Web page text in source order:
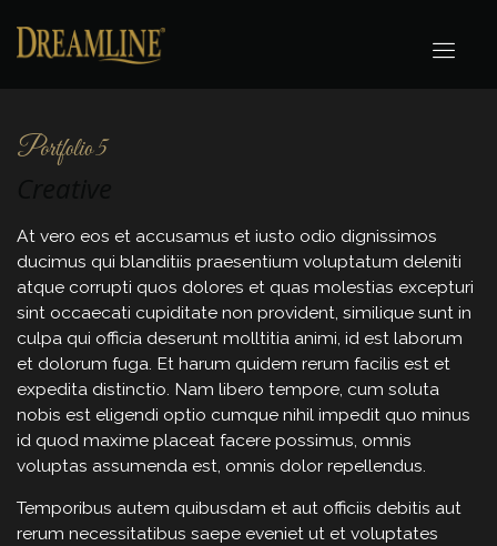
Portfolio 5
At vero eos et accusamus et iusto odio dignissimos
ducimus qui blanditiis praesentium voluptatum deleniti
atque corrupti quos dolores et quas molestias excepturi
sint occaecati cupiditate non provident, similique sunt in
culpa qui officia deserunt molltitia animi, id est laborum
et dolorum fuga. Et harum quidem rerum facilis est et
expedita distinctio. Nam libero tempore, cum soluta
nobis est eligendi optio cumque nihil impedit quo minus
id quod maxime placeat facere possimus, omnis
voluptas assumenda est, omnis dolor repellendus.
Temporibus autem quibusdam et aut officiis debitis aut
rerum necessitatibus saepe eveniet ut et voluptates